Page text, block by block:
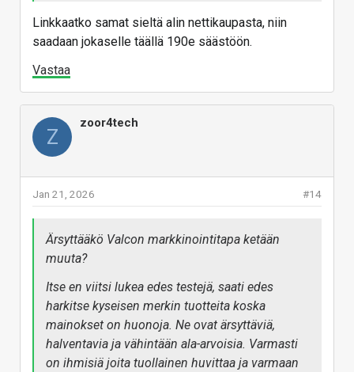
Linkkaatko samat sieltä alin nettikaupasta, niin
saadaan jokaselle täällä 190e säästöön.
Vastaa
Z
zoor4tech
#14
Jan 21, 2026
Ärsyttääkö Valcon markkinointitapa ketään
muuta?
Itse en viitsi lukea edes testejä, saati edes
harkitse kyseisen merkin tuotteita koska
mainokset on huonoja. Ne ovat ärsyttäviä,
halventavia ja vähintään ala-arvoisia. Varmasti
on ihmisiä joita tuollainen huvittaa ja varmaan